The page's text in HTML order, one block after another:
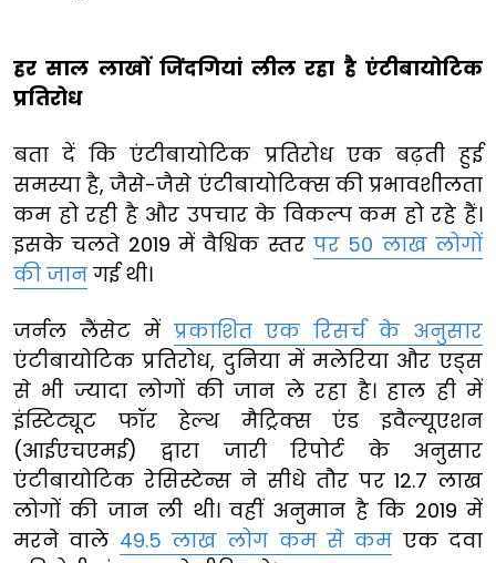
हर साल लाखों जिंदगियां लील रहा है एंटीबायोटिक
प्रतिरोध
बता दें कि एंटीबायोटिक प्रतिरोध एक बढ़ती हुई
समस्या है, जैसे-जैसे एंटीबायोटिक्स की प्रभावशीलता
कम हो रही है और उपचार के विकल्प कम हो रहे हैं।
इसके चलते 2019 में वैश्विक स्तर पर 50 लाख लोगों
की जान गई थी।
जर्नल लैंसेट में प्रकाशित एक रिसर्च के अनुसार
एंटीबायोटिक प्रतिरोध, दुनिया में मलेरिया और एड्स
से भी ज्यादा लोगों की जान ले रहा है। हाल ही में
इंस्टिट्यूट फॉर हेल्थ मैट्रिक्स एंड इवैल्यूएशन
(आईएचएमई) द्वारा जारी रिपोर्ट के अनुसार
एंटीबायोटिक रेसिस्टेन्स ने सीधे तौर पर 12.7 लाख
लोगों की जान ली थी। वहीं अनुमान है कि 2019 में
मरने वाले 49.5 लाख लोग कम से कम एक दवा